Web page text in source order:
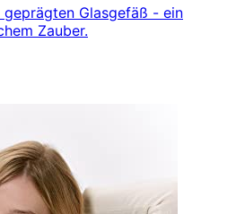
Glasgefäß - ein
Zauber.